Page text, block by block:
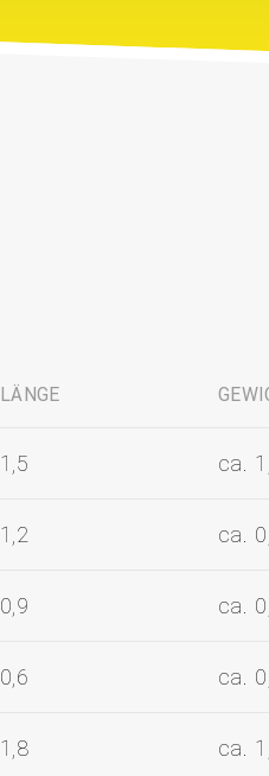
LÄNGE
1,5 ca.
1,2 ca.
0,9 ca.
0,6 ca.
1,8 ca.